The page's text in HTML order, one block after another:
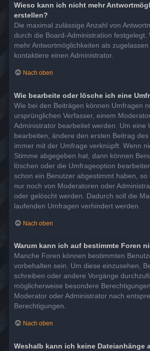
Wieso kann ich nicht mehr
erstellen?
Die maximal zulässige Anzahl von
durch die Board-Administration festgelegt.
mehr Antwortmöglichkeiten als zugelassen
kontaktiere einen Administrator.
Nach oben
Wie bearbeite oder lösche ich eine
Wie bei den Beiträgen können Umfragen
ursprünglichen Verfasser, einem
Administrator bearbeitet werden. Um eine
bearbeiten, ändere den ersten Beitrag
immer mit der Umfrage verknüpft. Wenn
Stimme abgegeben hat, dann können
löschen oder die Umfrageoption
schon ein Benutzer abgestimmt haben, so
nur noch von Moderatoren oder
oder gelöscht werden. Dadurch soll die
laufenden Umfragen verhindert werden.
Nach oben
Warum kann ich auf bestimmte Foren
Manche Foren können bestimmten
vorbehalten sein. Um diese einzusehen,
schreiben oder andere Vorgänge
möglicherweise besondere
Moderator oder Administrator nach
Berechtigungen.
Nach oben
Weshalb kann ich keine Dateianhänge